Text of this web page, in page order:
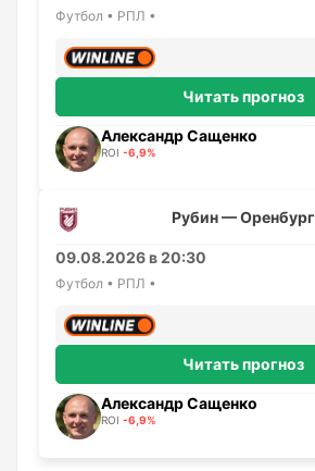
Футбол • РПЛ •
Читать прогноз
Александр Сащенко
ROI -6,9%
Рубин — Оренбург
09.08.2026 в 20:30
Футбол • РПЛ •
Читать прогноз
Александр Сащенко
ROI -6,9%